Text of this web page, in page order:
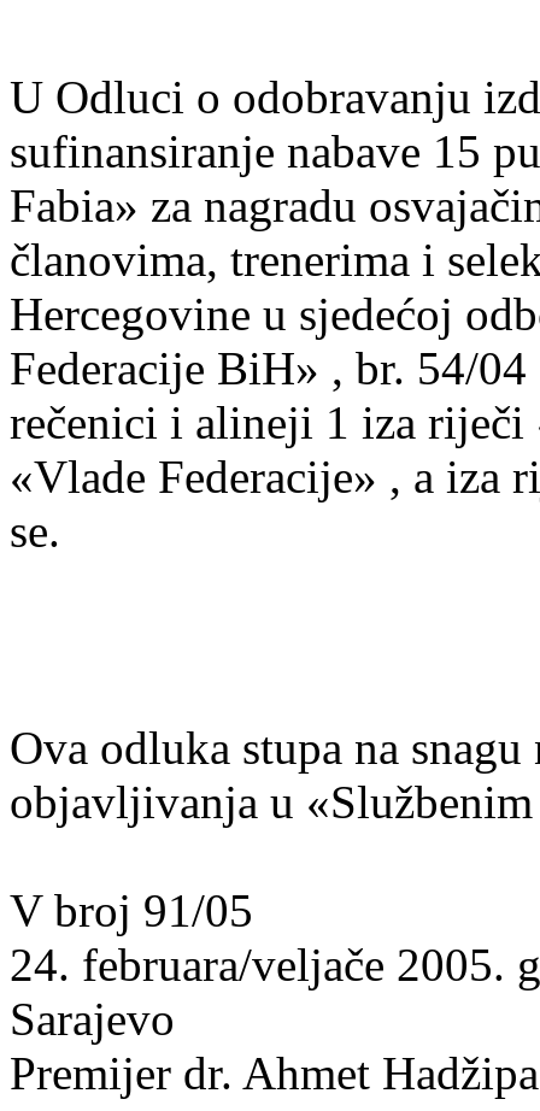
U Odluci o odobravanju
sufinansiranje nabave 15
Fabia» za nagradu
članovima, trenerima i
Hercegovine u sjedećoj
Federacije BiH» , br. 54/
rečenici i alineji 1 iza riječi
«Vlade Federacije» , a iza
se.
Ova odluka stupa na snagu
objavljivanja u
V broj 91/05
24. februara/veljače 2005.
Sarajevo
Premijer dr. Ahmet